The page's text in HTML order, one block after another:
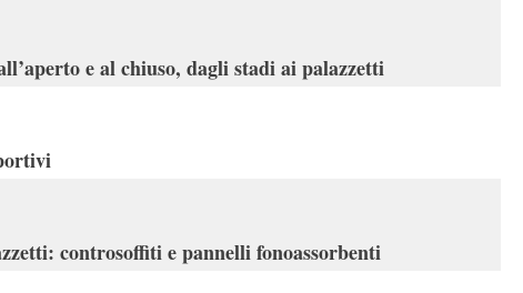
e al chiuso, dagli stadi ai palazzetti
controsoffiti e pannelli fonoassorbenti